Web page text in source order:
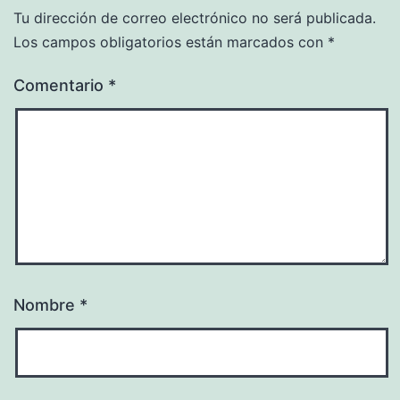
Tu dirección de correo electrónico no será publicada.
Los campos obligatorios están marcados con *
Comentario *
Nombre *